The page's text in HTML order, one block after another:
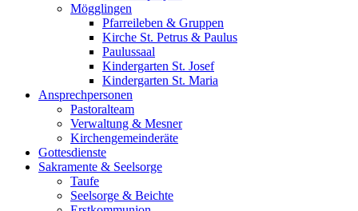
Mögglingen
Pfarreileben & Gruppen
Kirche St. Petrus & Paulus
Paulussaal
Kindergarten St. Josef
Kindergarten St. Maria
Ansprechpersonen
Pastoralteam
Verwaltung & Mesner
Kirchengemeinderäte
Gottesdienste
Sakramente & Seelsorge
Taufe
Seelsorge & Beichte